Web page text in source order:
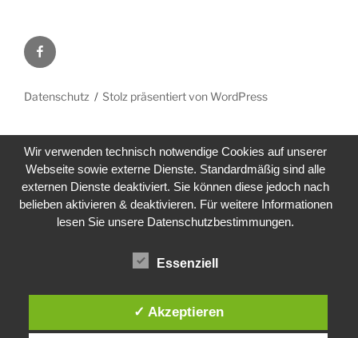
Facebook
Datenschutz Stolz präsentiert von WordPress
Wir verwenden technisch notwendige Cookies auf unserer
Webseite sowie externe Dienste. Standardmäßig sind alle
externen Dienste deaktiviert. Sie können diese jedoch nach
belieben aktivieren & deaktivieren. Für weitere Informationen
lesen Sie unsere Datenschutzbestimmungen.
Essenziell
✓ Akzeptieren